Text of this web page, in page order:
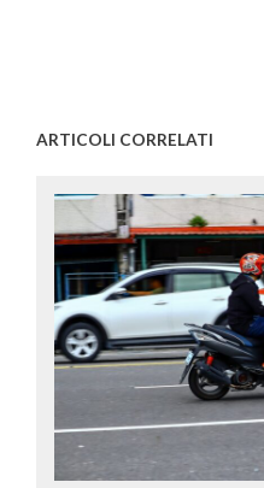
ARTICOLI CORRELATI